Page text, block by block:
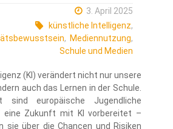
3. April 2025
künstliche Intelligenz,
, Mediennutzung,
Schule und Medien
(KI) verändert nicht nur unsere
auch das Lernen in der Schule.
europäische Jugendliche
eine Zukunft mit KI vorbereitet –
sie über die Chancen und Risiken